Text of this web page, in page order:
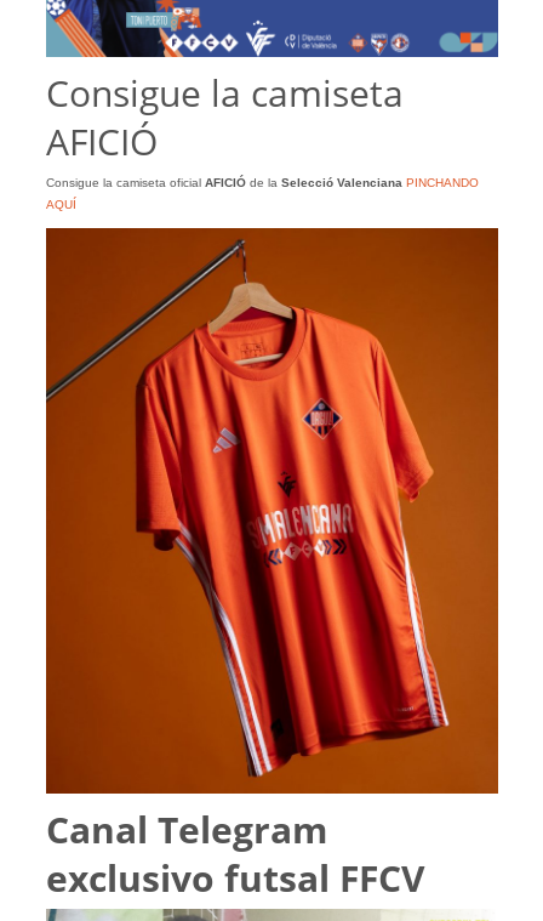
Consigue la camiseta
AFICIÓ
Consigue la camiseta oficial AFICIÓde la Selecció Valenciana PINCHANDO
AQUÍ
Canal Telegram
exclusivo futsal FFCV